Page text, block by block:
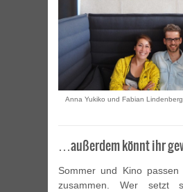
Anna Yukiko und Fabian
…außerdem könnt ihr
Sommer und Kino passen
zusammen. Wer setzt